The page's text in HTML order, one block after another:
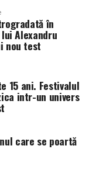
Constanța
Azaleea
vor
spectatorii
Paul Decu.
în
lui Alexandru
nou test
15 ani. Festivalul
intr-un univers
care se poartă